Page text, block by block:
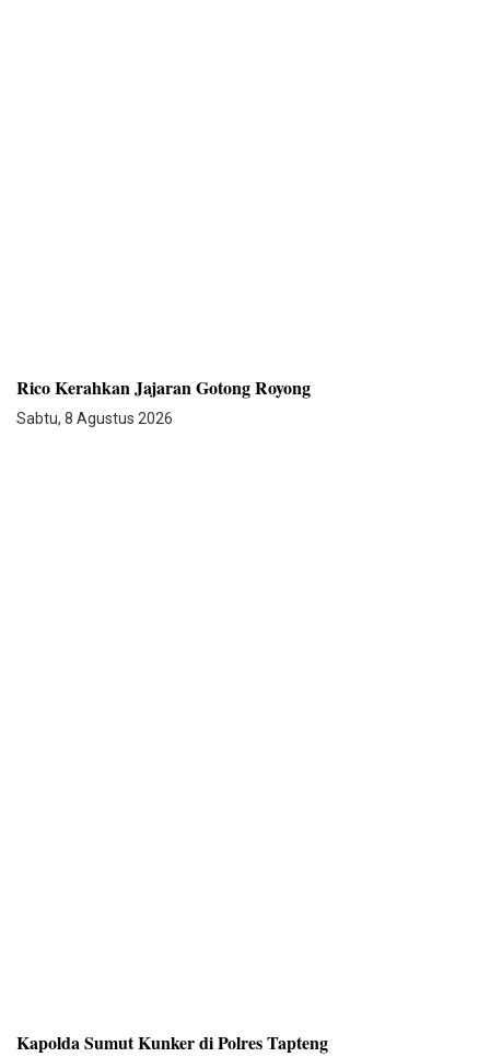
Rico Kerahkan Jajaran Gotong Royong
Sabtu, 8 Agustus 2026
Kapolda Sumut Kunker di Polres Tapteng